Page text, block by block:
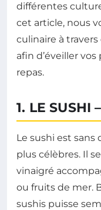
différentes
cet article, nous
culinaire à
afin d’éveiller
repas.
1. LE SUSHI
Le sushi est sans
plus célèbres. Il
vinaigré
ou fruits de mer.
sushis puisse